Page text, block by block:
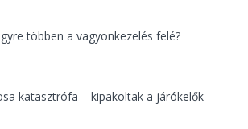
többen a vagyonkezelés felé?
katasztrófa – kipakoltak a járókelők